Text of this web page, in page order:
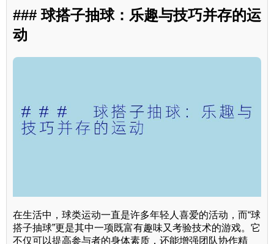
### 球搭子抽球：乐趣与技巧并存的运
动
在生活中，球类运动一直是许多年轻人喜爱的活动，而“球
搭子抽球”更是其中一项既富有趣味又考验技术的游戏。它
不仅可以提高参与者的身体素质，还能增强团队协作精